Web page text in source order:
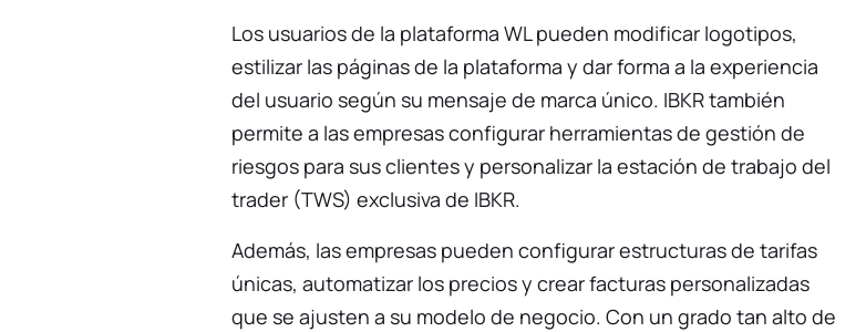
Los usuarios de la plataforma WL pueden modificar logotipos,
estilizar las páginas de la plataforma y dar forma a la experiencia
del usuario según su mensaje de marca único. IBKR también
permite a las empresas configurar herramientas de gestión de
riesgos para sus clientes y personalizar la estación de trabajo del
trader (TWS) exclusiva de IBKR.
Además, las empresas pueden configurar estructuras de tarifas
únicas, automatizar los precios y crear facturas personalizadas
que se ajusten a su modelo de negocio. Con un grado tan alto de